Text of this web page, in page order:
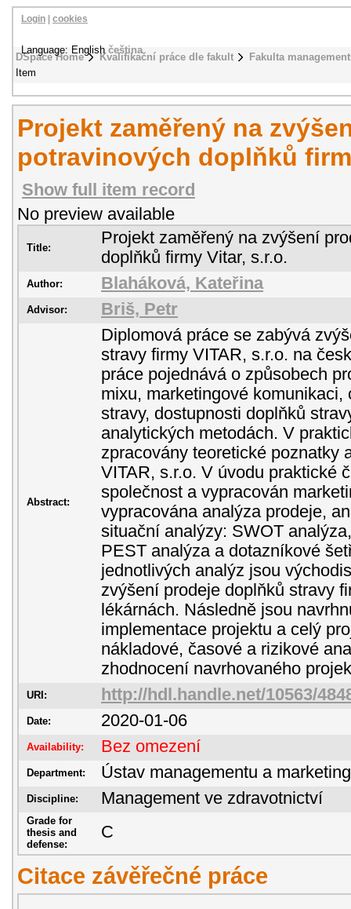
DSpace Home Kvalifikační práce dle fakult
Fakulta
Item
Login cookies
Language: Englishčeština
Projekt zaměřený na
potravinových doplňků
Show full item record
No preview available
Title:
Projekt zaměřený na zvýšení
doplňků firmy Vitar, s.r.o.
Author: Blaháková, Kateřina
Advisor: Briš, Petr
Abstract:
Diplomová práce se zabývá
stravy firmy VITAR, s.r.o. na
práce pojednává o způsobech
mixu, marketingové komunikaci,
stravy, dostupnosti doplňků
analytických metodách. V
zpracovány teoretické poznatky
VITAR, s.r.o. V úvodu praktické
společnost a vypracován
vypracována analýza prodeje,
situační analýzy: SWOT
PEST analýza a dotazníkové
jednotlivých analýz jsou
zvýšení prodeje doplňků stravy
lékárnách. Následně jsou
implementace projektu a celý
nákladové, časové a rizikové
zhodnocení navrhovaného
URI: http://hdl.handle.net/10563/
Date: 2020-01-06
Availability: Bez omezení
Department: Ústav managementu a
Discipline: Management ve zdravotnictví
Grade for
thesis and
defense:
C
Citace závěřečné práce